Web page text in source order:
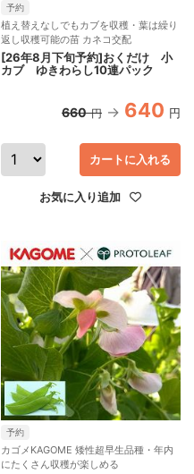
予約
植え替えなしでもカブを収穫・葉は繰り
返し収穫可能の苗 カネコ交配
[26年8月下旬予約]おくだけ 小
カブ ゆきわらし10連パック
660 円 640 円
お気に入り追加
カートに入れる
予約
カゴメKAGOME 矮性超早生品種・年内
にたくさん収穫が楽しめる